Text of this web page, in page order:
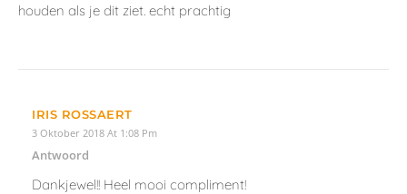
houden als je dit ziet. echt prachtig
IRIS ROSSAERT
3 Oktober 2018 At 1:08 Pm
Antwoord
Dankjewel!! Heel mooi compliment!